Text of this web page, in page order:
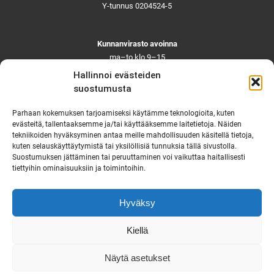
Hallinnoi evästeiden
suostumusta
Parhaan kokemuksen tarjoamiseksi käytämme teknologioita, kuten
evästeitä, tallentaaksemme ja/tai käyttääksemme laitetietoja. Näiden
tekniikoiden hyväksyminen antaa meille mahdollisuuden käsitellä tietoja,
kuten selauskäyttäytymistä tai yksilöllisiä tunnuksia tällä sivustolla.
Suostumuksen jättäminen tai peruuttaminen voi vaikuttaa haitallisesti
tiettyihin ominaisuuksiin ja toimintoihin.
Hyväksy
Kiellä
Näytä asetukset
Y-tunnus 0204524-5
Kunnanvirasto avoinna
ma–to klo 9–15
pe ja aattoina klo 9–14
Suljettuna ma–pe klo 11–12
Ruskon yhteystiedot
Virka-ajan ulkopuolella